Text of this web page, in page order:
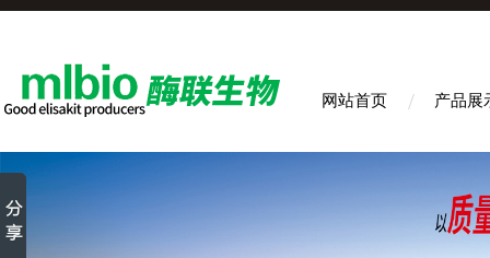
网站首页 产品展